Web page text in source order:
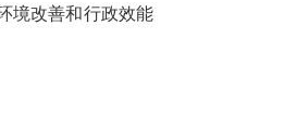
境改善和行政效能